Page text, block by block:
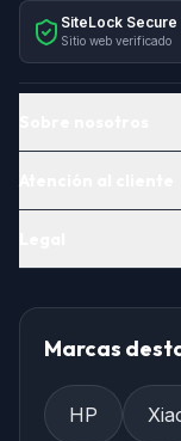
SiteLock Secure
Sitio web verificado
Marcas
HP